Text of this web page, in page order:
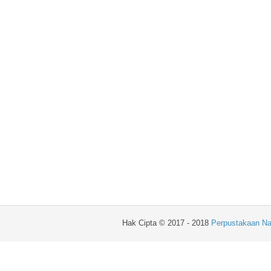
Hak Cipta © 2017 - 2018 Perpustakaan